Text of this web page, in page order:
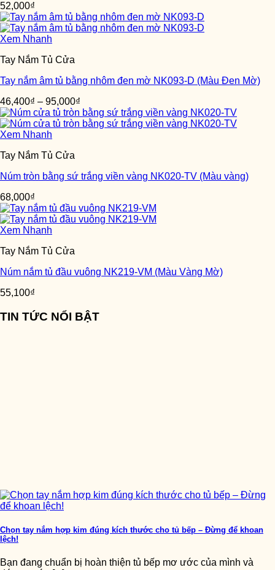
52,000₫
Xem Nhanh
Tay Nắm Tủ Cửa
Tay nắm âm tủ bằng nhôm đen mờ NK093-D (Màu Đen Mờ)
46,400₫ – 95,000₫
Xem Nhanh
Tay Nắm Tủ Cửa
Núm tròn bằng sứ trắng viền vàng NK020-TV (Màu vàng)
68,000₫
Xem Nhanh
Tay Nắm Tủ Cửa
Núm nắm tủ đầu vuông NK219-VM (Màu Vàng Mờ)
55,100₫
TIN TỨC NỔI BẬT
Chọn tay nắm hợp kim đúng kích thước cho tủ bếp – Đừng để khoan
lệch!
Bạn đang chuẩn bị hoàn thiện tủ bếp mơ ước của mình và